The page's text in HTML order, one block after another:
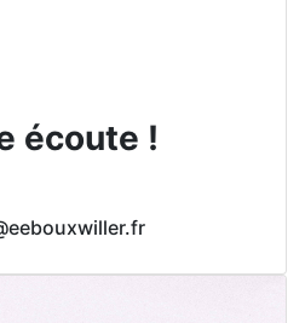
écoute !